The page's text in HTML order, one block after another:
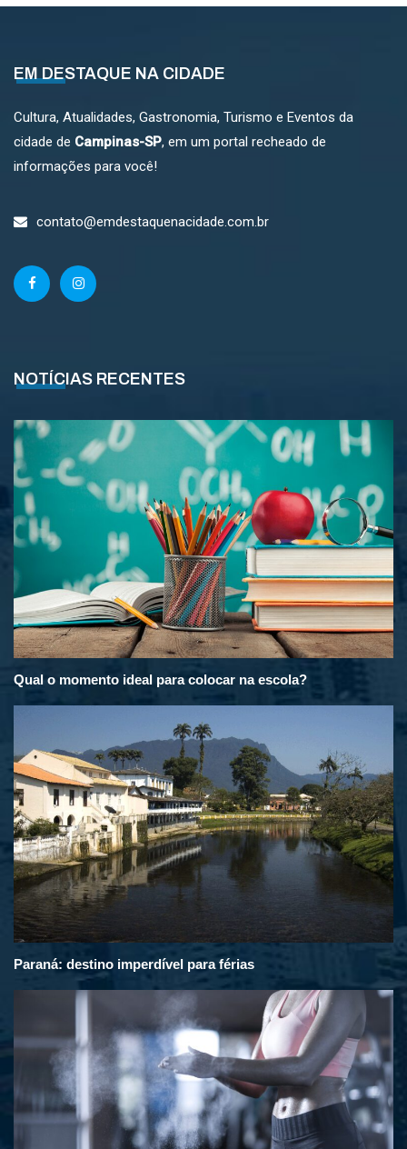
EM DESTAQUE NA CIDADE
Cultura, Atualidades, Gastronomia, Turismo e Eventos da
cidade de Campinas-SP, em um portal recheado de
informações para você!
contato@emdestaquenacidade.com.br
NOTÍCIAS RECENTES
Qual o momento ideal para colocar na escola?
Paraná: destino imperdível para férias